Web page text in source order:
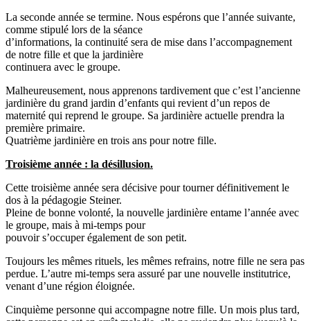
La seconde année se termine. Nous espérons que l’année suivante,
comme stipulé lors de la séance
d’informations, la continuité sera de mise dans l’accompagnement
de notre fille et que la jardinière
continuera avec le groupe.
Malheureusement, nous apprenons tardivement que c’est l’ancienne
jardinière du grand jardin d’enfants qui revient d’un repos de
maternité qui reprend le groupe. Sa jardinière actuelle prendra la
première primaire.
Quatrième jardinière en trois ans pour notre fille.
Troisième année : la désillusion.
Cette troisième année sera décisive pour tourner définitivement le
dos à la pédagogie Steiner.
Pleine de bonne volonté, la nouvelle jardinière entame l’année avec
le groupe, mais à mi-temps pour
pouvoir s’occuper également de son petit.
Toujours les mêmes rituels, les mêmes refrains, notre fille ne sera pas
perdue. L’autre mi-temps sera assuré par une nouvelle institutrice,
venant d’une région éloignée.
Cinquième personne qui accompagne notre fille. Un mois plus tard,